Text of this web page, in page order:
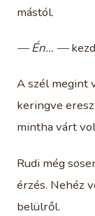
mástól.
— Én… —
A szél megint
keringve
mintha várt
Rudi még
érzés. Nehéz
belülről.